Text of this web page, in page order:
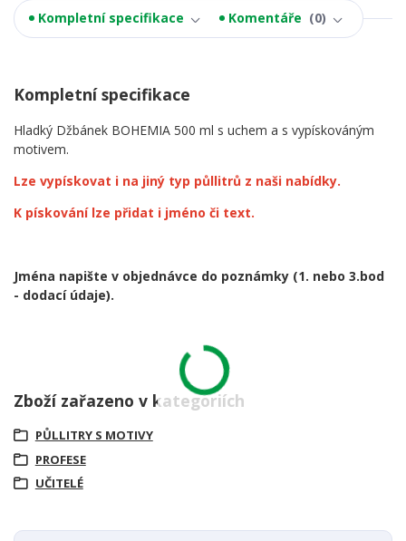
Kompletní specifikace Komentáře 0
Kompletní specifikace
Hladký Džbánek BOHEMIA 500 ml s uchem a s vypískováným
motivem.
Lze vypískovat i na jiný typ půllitrů z naši nabídky.
K pískování lze přidat i jméno či text.
Jména napište v objednávce do poznámky (1. nebo 3.bod
- dodací údaje).
Zboží zařazeno v kategoriích
PŮLLITRY S MOTIVY
PROFESE
UČITELÉ